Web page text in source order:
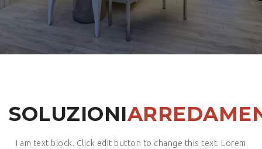
SOLUZIONI
I am text block. Click edit button to change this text. Lorem